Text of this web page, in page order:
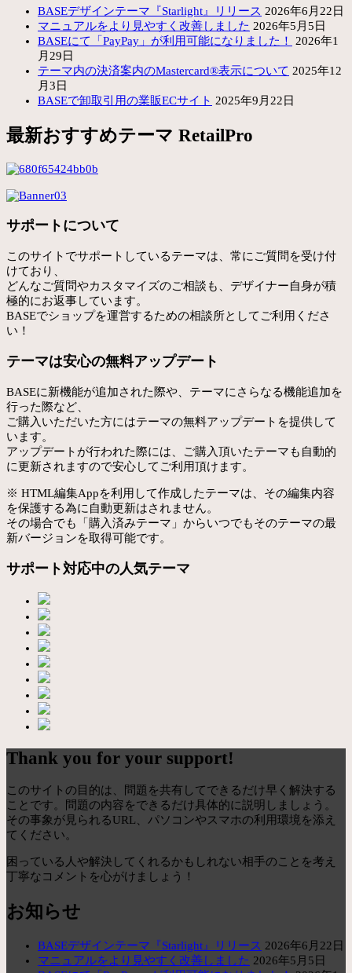
BASEデザインテーマ『Starlight』リリース 2026年6月22日
マニュアルをより見やすく改善しました 2026年5月5日
BASEにて「PayPay」が利用可能になりました！
2026年1
月29日
テーマ内の決済案内のMastercard®表示について 2025年12
月3日
BASEで卸取引用の業販ECサイト 2025年9月22日
最新おすすめテーマ RetailPro
サポートについて
このサイトでサポートしているテーマは、常にご質問を受け付
けており、
どんなご質問やカスタマイズのご相談も、デザイナー自身が積
極的にお返事しています。
BASEでショップを運営するための相談所としてご利用くださ
い！
テーマは安心の無料アップデート
BASEに新機能が追加された際や、テーマにさらなる機能追加を
行った際など、
ご購入いただいた方にはテーマの無料アップデートを提供して
います。
アップデートが行われた際には、ご購入頂いたテーマも自動的
に更新されますので安心してご利用頂けます。
※ HTML編集Appを利用して作成したテーマは、その編集内容
を保護する為に自動更新はされません。
その場合でも「購入済みテーマ」からいつでもそのテーマの最
新バージョンを取得可能です。
サポート対応中の人気テーマ
Thank you for your support!
このサイトの目的は、問題を共有してできるだけ早く解決する
ことです。問題の内容をできるだけ具体的に説明しましょう。
その事象が見られるURL、パソコンやスマホの利用環境を添え
てください。
困っている人や解決してくれるかもしれない相手のことを考え
丁寧なコメントを心がけましょう！
お知らせ
BASEデザインテーマ『Starlight』リリース 2026年6月22日
マニュアルをより見やすく改善しました 2026年5月5日